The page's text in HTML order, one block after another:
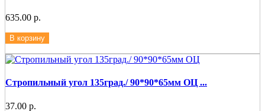
635.00 р.
В корзину
Стропильный угол 135град./ 90*90*65мм ОЦ ...
37.00 р.